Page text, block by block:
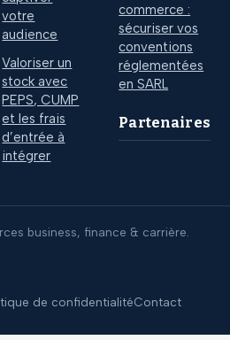
votre
audience
Valoriser un
stock avec
PEPS, CUMP
et les frais
d’entrée à
intégrer
commerce :
sécuriser vos
conventions
réglementées
en SARL
Partenaires
business, finance & carrière.
de confidentialitéContact